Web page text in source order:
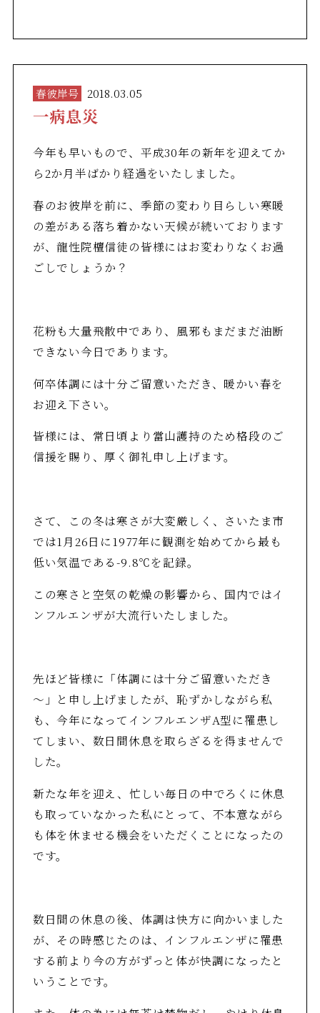
春彼岸号 2018.03.05
一病息災
今年も早いもので、平成30年の新年を迎えてか
ら2か月半ばかり経過をいたしました。
春のお彼岸を前に、季節の変わり目らしい寒暖
の差がある落ち着かない天候が続いております
が、龍性院檀信徒の皆様にはお変わりなくお過
ごしでしょうか？
花粉も大量飛散中であり、風邪もまだまだ油断
できない今日であります。
何卒体調には十分ご留意いただき、暖かい春を
お迎え下さい。
皆様には、常日頃より當山護持のため格段のご
信援を賜り、厚く御礼申し上げます。
さて、この冬は寒さが大変厳しく、さいたま市
では1月26日に1977年に観測を始めてから最も
低い気温である-9.8℃を記録。
この寒さと空気の乾燥の影響から、国内ではイ
ンフルエンザが大流行いたしました。
先ほど皆様に「体調には十分ご留意いただき
～」と申し上げましたが、恥ずかしながら私
も、今年になってインフルエンザA型に罹患し
てしまい、数日間休息を取らざるを得ませんで
した。
新たな年を迎え、忙しい毎日の中でろくに休息
も取っていなかった私にとって、不本意ながら
も体を休ませる機会をいただくことになったの
です。
数日間の休息の後、体調は快方に向かいました
が、その時感じたのは、インフルエンザに罹患
する前より今の方がずっと体が快調になったと
いうことです。